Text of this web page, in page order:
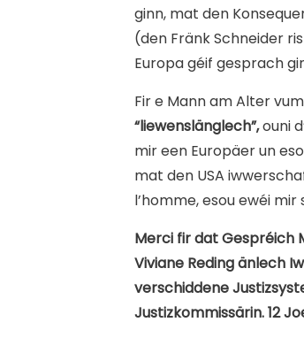
ginn, mat den
(den Fränk Schneider
Europa géif gesprach
Fir e Mann am Alter
“liewenslänglech”,ouni
mir een Europäer un
mat den USA
l’homme, esou ewéi mir
Merci fir dat Gespréich
Viviane Reding änlech
verschiddene
Justizkommissärin. 12